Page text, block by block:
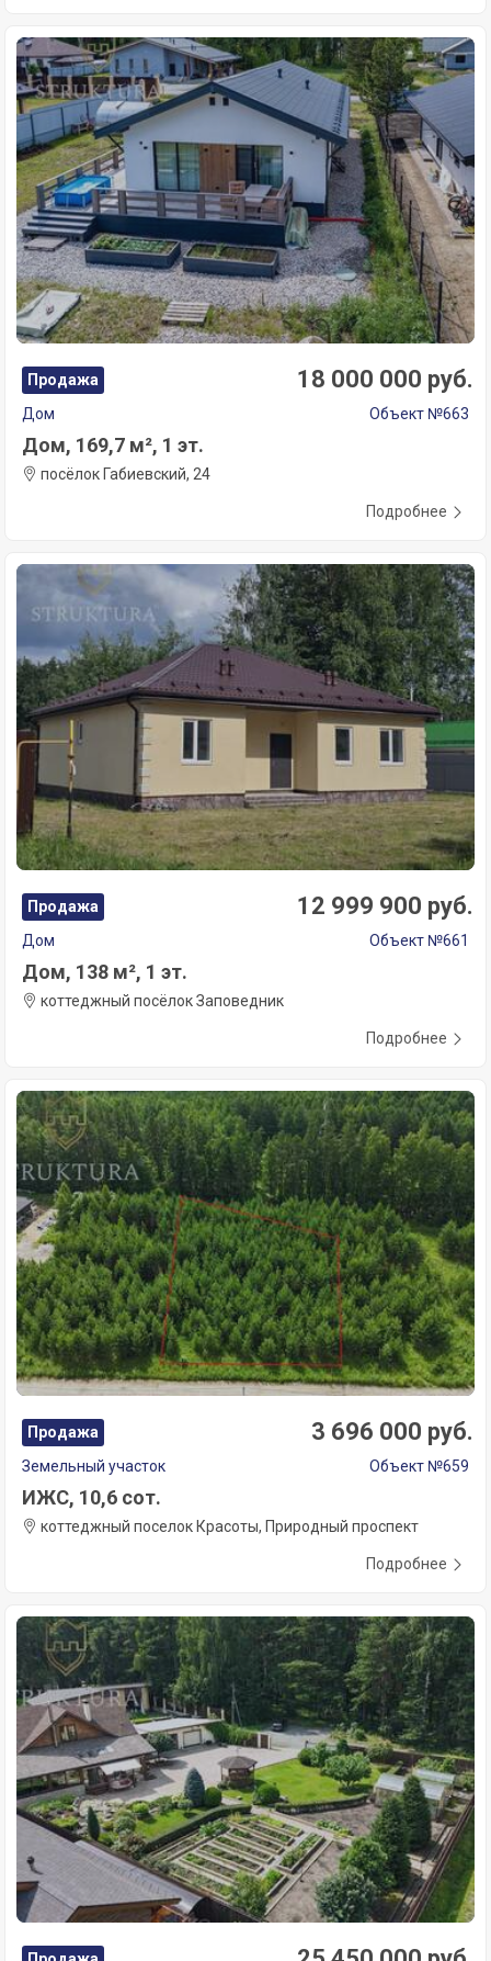
Продажа 18 000 000 руб.
Дом Объект №663
Дом, 169,7 м², 1 эт.
посёлок Габиевский, 24
Подробнее
Продажа 12 999 900 руб.
Дом Объект №661
Дом, 138 м², 1 эт.
коттеджный посёлок Заповедник
Подробнее
Продажа 3 696 000 руб.
Земельный участок Объект №659
ИЖС, 10,6 сот.
коттеджный поселок Красоты, Природный проспект
Подробнее